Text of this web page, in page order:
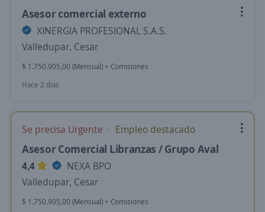
Asesor comercial externo
XINERGIA PROFESIONAL S.A.S.
Valledupar, Cesar
$ 1.750.905,00 (Mensual) + Comisiones
Hace 2 días
Se precisa Urgente Empleo destacado
Asesor Comercial Libranzas / Grupo Aval
4,4
NEXA BPO
Valledupar, Cesar
$ 1.750.905,00 (Mensual) + Comisiones